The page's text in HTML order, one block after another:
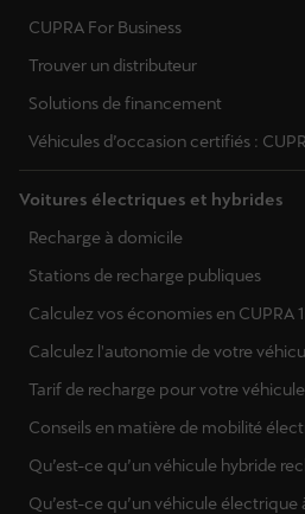
CUPRA For Business
Trouver un distributeur
Solutions de financement
Véhicules d’occasion certifiés :
Voitures électriques et hybrides
Recharge à domicile
Stations de recharge publiques
Calculez vos économies en CUPRA
Calculez l'autonomie de votre
Tarif de recharge pour votre
Conseils en matière de mobilité
Qu’est-ce qu’un véhicule hybride
Qu’est-ce qu’un véhicule électrique